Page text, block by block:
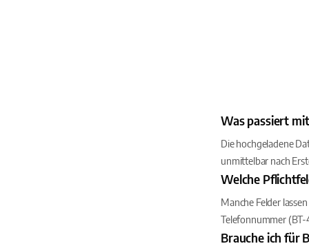
Was passiert
Die hochgeladene
unmittelbar nach
Welche
Manche Felder
Telefonnummer (BT-
Brauche ich für